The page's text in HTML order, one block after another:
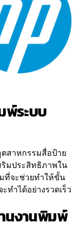
พ์ระบบ
สาหกรรมสื่อป้าย
ริมประสิทธิภาพใน
ที่จะช่วยทำให้ขั้น
ำได้อย่างรวดเร็ว
นงานพิมพ์